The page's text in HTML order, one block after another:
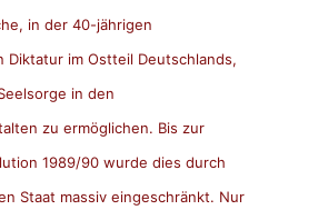
in der 40-jährigen
Diktatur im Ostteil Deutschlands,
in den
zu ermöglichen. Bis zur
1989/90 wurde dies durch
Staat massiv eingeschränkt. Nur